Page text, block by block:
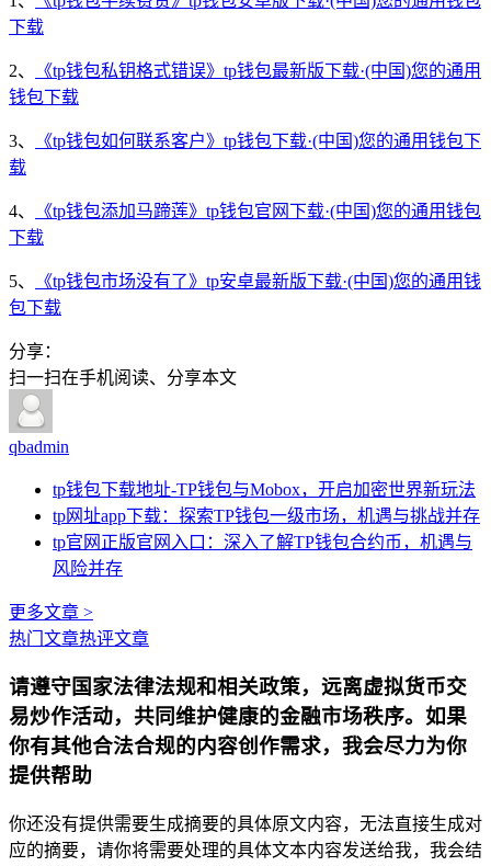
下载
2、
《tp钱包私钥格式错误》tp钱包最新版下载·(中国)您的通用
钱包下载
3、
《tp钱包如何联系客户》tp钱包下载·(中国)您的通用钱包下
载
4、
《tp钱包添加马蹄莲》tp钱包官网下载·(中国)您的通用钱包
下载
5、
《tp钱包市场没有了》tp安卓最新版下载·(中国)您的通用钱
包下载
分享：
扫一扫在手机阅读、分享本文
qbadmin
tp钱包下载地址-TP钱包与Mobox，开启加密世界新玩法
tp网址app下载：探索TP钱包一级市场，机遇与挑战并存
tp官网正版官网入口：深入了解TP钱包合约币，机遇与
风险并存
更多文章 >
热门文章热评文章
请遵守国家法律法规和相关政策，远离虚拟货币交
易炒作活动，共同维护健康的金融市场秩序。如果
你有其他合法合规的内容创作需求，我会尽力为你
提供帮助
你还没有提供需要生成摘要的具体原文内容，无法直接生成对
应的摘要，请你将需要处理的具体文本内容发送给我，我会结